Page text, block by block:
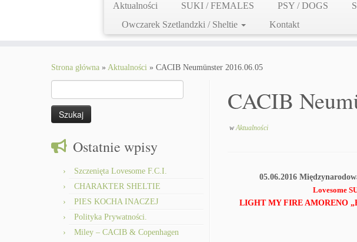
Aktualności SUKI / FEMALES PSY / DOGS
Owczarek Szetlandzki / Sheltie
Kontakt
Strona główna » Aktualności » CACIB Neumünster 2016.06.05
Ostatnie wpisy
Szczenięta Lovesome F.C.I.
CHARAKTER SHELTIE
PIES KOCHA INACZEJ
Polityka Prywatności.
Miley – CACIB & Copenhagen
CACIB
wAktualności
05.06.2016
Lovesome
LIGHT MY FIRE AMORENO